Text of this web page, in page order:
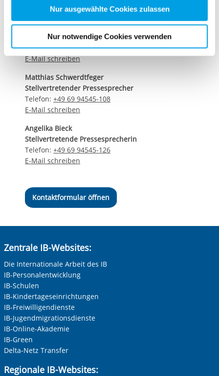
Zwecke entscheiden und Ihre erteilte Einwilligung stets
für die Zukunft widerrufen. Bitte beachten Sie: Ihre
Cookies, die erforderlich zur Bereitstellung der von Ihnen
aufgerufenen und somit gewünschten Website-
berechtigter Interessen und daher unabhängig von einer
Einwilligung.
Nur ausgewählte Cookies zulassen
Nur notwendige Cookies verwenden
Kontaktdaten unseres Presseteams
Dirk Altbürger
Pressesprecher
Telefon:+49 69 94545-107
E-Mail schreiben
Matthias Schwerdtfeger
Stellvertretender Pressesprecher
Telefon:+49 69 94545-108
E-Mail schreiben
Angelika Bieck
Stellvertretende Pressesprecherin
Telefon:+49 69 94545-126
E-Mail schreiben
Kontaktformular öffnen
Zentrale IB-Websites:
Die Internationale Arbeit des IB
IB-Personalentwicklung
IB-Schulen
IB-Kindertageseinrichtungen
IB-Freiwilligendienste
IB-Jugendmigrationsdienste
IB-Online-Akademie
IB-Green
Delta-Netz Transfer
Regionale IB-Websites: